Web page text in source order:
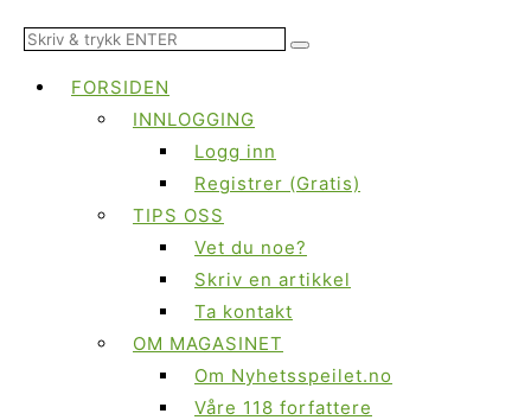
FORSIDEN
INNLOGGING
Logg inn
Registrer (Gratis)
TIPS OSS
Vet du noe?
Skriv en artikkel
Ta kontakt
OM MAGASINET
Om Nyhetsspeilet.no
Våre 118 forfattere